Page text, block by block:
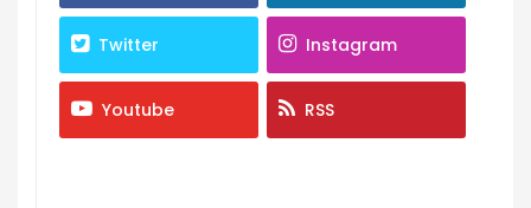
Twitter Instagram
Youtube RSS